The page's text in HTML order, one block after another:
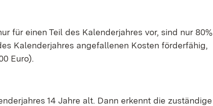
für einen Teil des Kalenderjahres vor, sind nur 80%
Kalenderjahres angefallenen Kosten förderfähig,
Euro).
14 Jahre alt. Dann erkennt die zuständige